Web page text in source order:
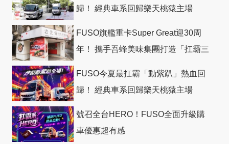
歸！ 經典車系回歸樂天桃猿主場
FUSO旗艦重卡Super Great迎30周
年！ 攜手吾蜂美味集團打造「扛霸三
FUSO今夏最扛霸「動紫趴」熱血回
歸！ 經典車系回歸樂天桃猿主場
號召全台HERO！FUSO全面升級購
車優惠超有感